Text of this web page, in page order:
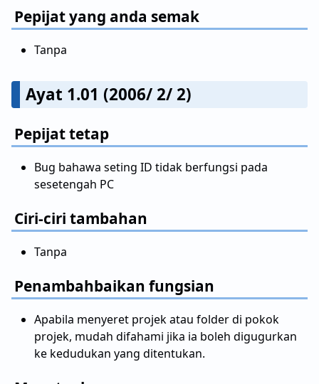
Pepijat yang anda semak
Tanpa
Ayat 1.01 (2006/ 2/ 2)
Pepijat tetap
Bug bahawa seting ID tidak berfungsi pada
sesetengah PC
Ciri-ciri tambahan
Tanpa
Penambahbaikan fungsian
Apabila menyeret projek atau folder di pokok
projek, mudah difahami jika ia boleh digugurkan
ke kedudukan yang ditentukan.